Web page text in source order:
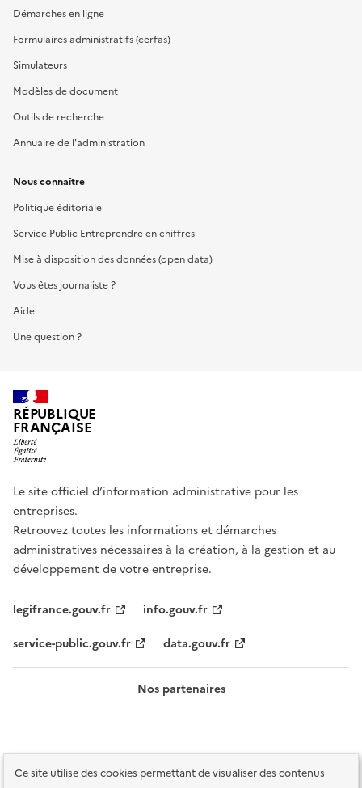
Ce site utilise des cookies permettant de visualiser des contenus
Démarches en ligne
Formulaires administratifs (cerfas)
Simulateurs
Modèles de document
Outils de recherche
Annuaire de l'administration
Nous connaître
Politique éditoriale
Service Public Entreprendre en chiffres
Mise à disposition des données (open data)
Vous êtes journaliste ?
Aide
Une question ?
RÉPUBLIQUE
FRANÇAISE
Le site officiel d’information administrative pour les
entreprises.
Retrouvez toutes les informations et démarches
administratives nécessaires à la création, à la gestion et au
développement de votre entreprise.
legifrance.gouv.fr
info.gouv.fr
service-public.gouv.fr
data.gouv.fr
Nos partenaires